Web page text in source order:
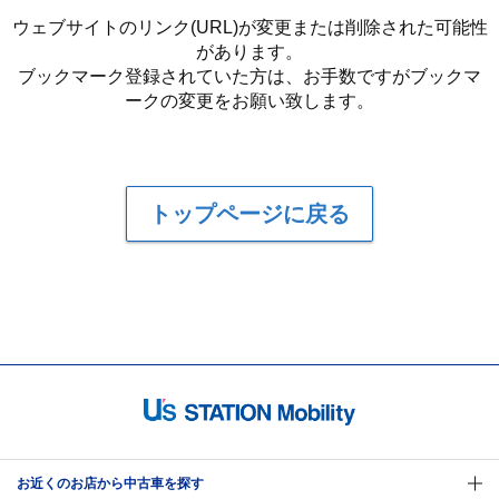
ウェブサイトのリンク(URL)が変更または削除された可能性
があります。
ブックマーク登録されていた方は、お手数ですがブックマ
ークの変更をお願い致します。
トップページに戻る
お近くのお店から中古車を探す